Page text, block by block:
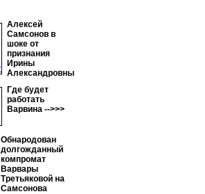
Алексей
Самсонов в
шоке от
признания
Ирины
Александровны
Где будет
работать
Варвина -->>>
Обнародован
долгожданный
компромат
Варвары
Третьяковой на
Самсонова